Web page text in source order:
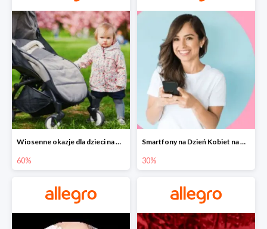
Wiosenne okazje dla dzieci na Allegro do -60%
60%
Smartfony na Dzień Kobiet na Allegro do -30%
30%